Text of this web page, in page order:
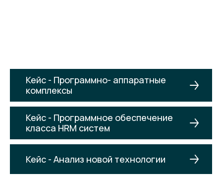
Кейс - Программно- аппаратные
комплексы
Кейс - Программное обеспечение
класса HRM систем
Кейс - Анализ новой технологии